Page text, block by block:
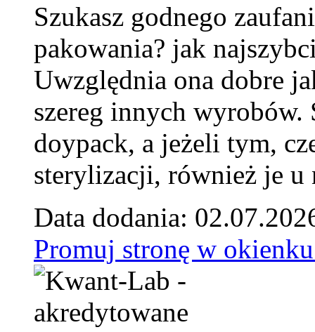
Szukasz godnego
pakowania? jak
Uwzględnia ona dobre
szereg innych
doypack, a jeżeli tym,
sterylizacji, również je u
Data dodania:
Promuj stronę w